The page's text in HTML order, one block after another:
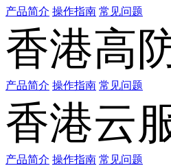
产品简介 操作指南 常见问题
香港高
产品简介 操作指南 常见问题
香港云
产品简介 操作指南 常见问题